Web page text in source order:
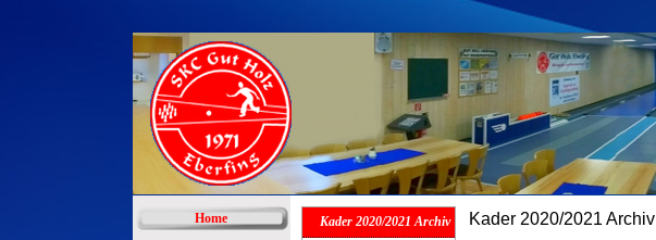
Home Kader 2020/2021 Archiv Kader 2020/2021 Archiv